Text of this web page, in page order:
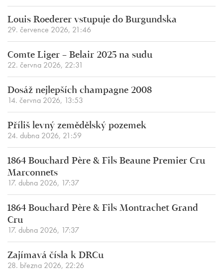
Louis Roederer vstupuje do Burgundska
29. července 2026, 21:46
Comte Liger – Belair 2025 na sudu
22. června 2026, 22:31
Dosáž nejlepších champagne 2008
14. června 2026, 13:53
Příliš levný zemědělský pozemek
24. dubna 2026, 21:59
1864 Bouchard Père & Fils Beaune Premier Cru
Marconnets
17. dubna 2026, 17:37
1864 Bouchard Père & Fils Montrachet Grand
Cru
17. dubna 2026, 17:37
Zajímavá čísla k DRCu
28. března 2026, 22:26